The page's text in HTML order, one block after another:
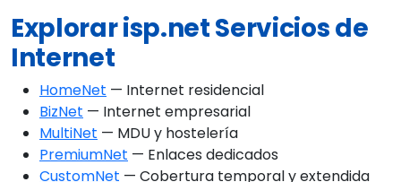
Explorar isp.net Servicios de
Internet
HomeNet — Internet residencial
BizNet — Internet empresarial
MultiNet — MDU y hostelería
PremiumNet — Enlaces dedicados
CustomNet — Cobertura temporal y extendida